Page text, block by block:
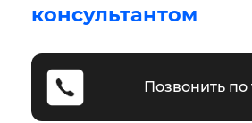
консультантом
Позвонить по